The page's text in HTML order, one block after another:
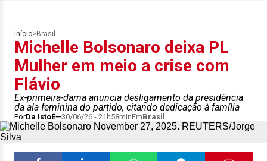
Início> Brasil
Michelle Bolsonaro deixa PL
Mulher em meio a crise com
Flávio
Ex-primeira-dama anuncia desligamento da presidência
da ala feminina do partido, citando dedicação à família
PorDa IstoÉ 30/06/26 - 21h58minEmBrasil